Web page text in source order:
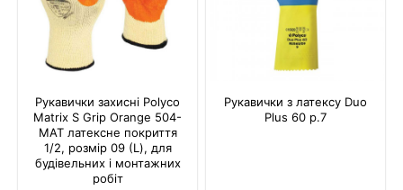
Рукавички захисні Polyco
Matrix S Grip Orange 504-
MAT латексне покриття
1/2, розмір 09 (L), для
будівельних і монтажних
робіт
Рукавички з латексу Duo
Plus 60 р.7